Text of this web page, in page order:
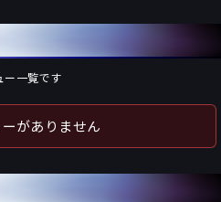
ー一覧です
がありません